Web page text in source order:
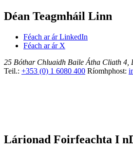
Déan Teagmháil Linn
Féach ar ár LinkedIn
Féach ar ár X
25 Bóthar Chluaidh Baile Átha Cliath 4,
Teil.: +353 (0) 1 6080 400 Ríomhphost:
Lárionad Foirfeachta I